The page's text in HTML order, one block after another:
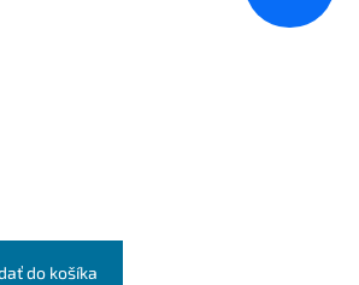
do košíka